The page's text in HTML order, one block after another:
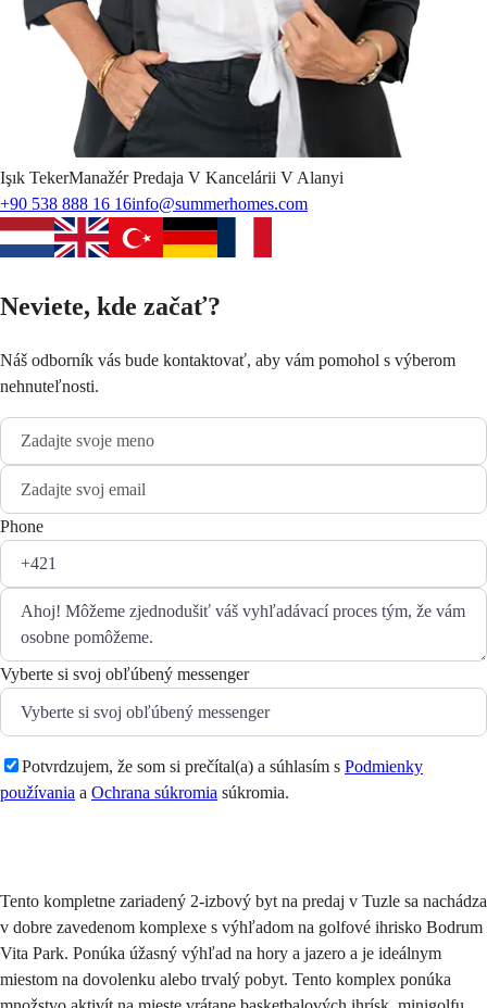
Işık TekerManažér Predaja V Kancelárii V Alanyi
+90 538 888 16 16info@summerhomes.com
Neviete, kde začať?
Náš odborník vás bude kontaktovať, aby vám pomohol s výberom
nehnuteľnosti.
Phone
Vyberte si svoj obľúbený messenger
Potvrdzujem, že som si prečítal(a) a súhlasím s Podmienky
používania a Ochrana súkromia súkromia.
Tento kompletne zariadený 2-izbový byt na predaj v Tuzle sa nachádza
v dobre zavedenom komplexe s výhľadom na golfové ihrisko Bodrum
Vita Park. Ponúka úžasný výhľad na hory a jazero a je ideálnym
miestom na dovolenku alebo trvalý pobyt. Tento komplex ponúka